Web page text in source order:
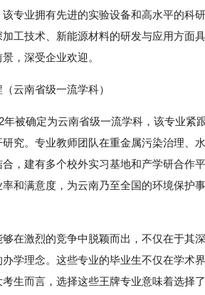
专业拥有先进的实验设备和高水平的科
工技术、新能源材料的研发与应用方面
，深受企业欢迎。
云南省级一流学科）
被确定为云南省级一流学科，该专业紧
究。专业教师团队在重金属污染治理、
，建有多个校外实习基地和产学研合作
和满意度，为云南乃至全国的环境保护事
激烈的竞争中脱颖而出，不仅在于其
学理念。这些专业的毕业生不仅在学术
生而言，选择这些王牌专业意味着选择